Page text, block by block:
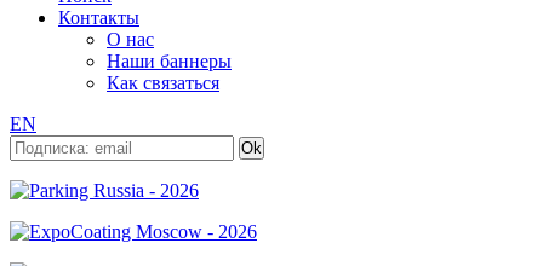
Контакты
О нас
Наши баннеры
Как связаться
EN